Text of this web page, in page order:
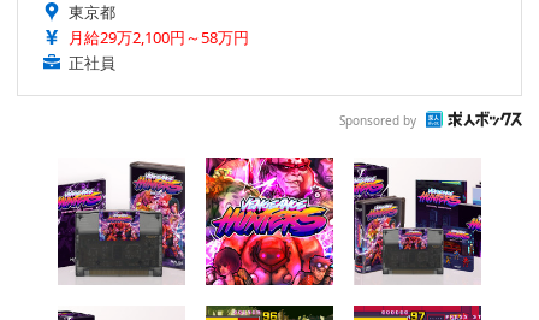
東京都
月給29万2,100円～58万円
正社員
Sponsored by